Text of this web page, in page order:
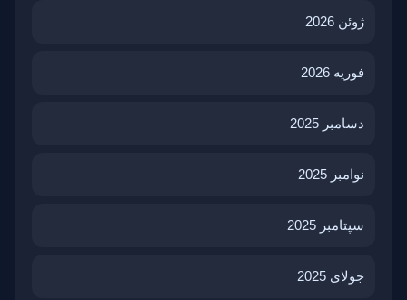
ژوئن 2026
فوریه 2026
دسامبر 2025
نوامبر 2025
سپتامبر 2025
جولای 2025